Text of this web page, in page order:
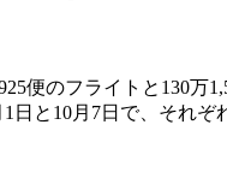
便のフライトと130
と10月7日で、それ